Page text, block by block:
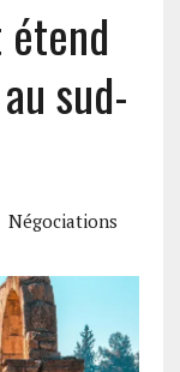
sud-
Négociations